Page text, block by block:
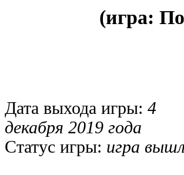
(игра:
Дата выхода игры: 4
декабря 2019 года
Статус игры: игра